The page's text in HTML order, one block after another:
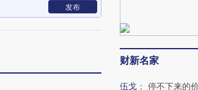
发布
财新名家
伍戈 ： 停不下来的